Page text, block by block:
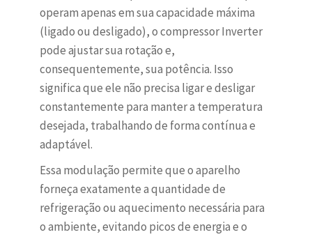
operam apenas em sua capacidade máxima
(ligado ou desligado), o compressor Inverter
pode ajustar sua rotação e,
consequentemente, sua potência. Isso
significa que ele não precisa ligar e desligar
constantemente para manter a temperatura
desejada, trabalhando de forma contínua e
adaptável.
Essa modulação permite que o aparelho
forneça exatamente a quantidade de
refrigeração ou aquecimento necessária para
o ambiente, evitando picos de energia e o